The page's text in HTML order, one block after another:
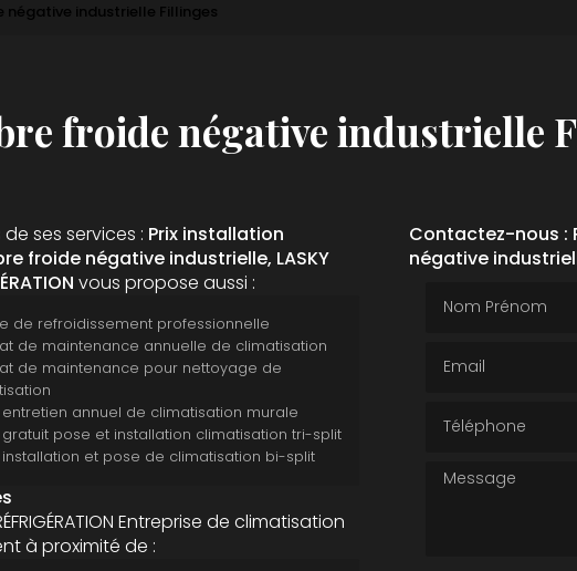
industrielle Fillinges
froide négative industrielle
de ses services : Prix installation
froide négative industrielle, LASKY
vous propose aussi :
de refroidissement professionnelle
de maintenance annuelle de climatisation
de maintenance pour nettoyage de
entretien annuel de climatisation murale
gratuit pose et installation climatisation tri-split
installation et pose de climatisation bi-split
Entreprise de climatisation
à proximité de :
Contactez-nous :
négative
Message